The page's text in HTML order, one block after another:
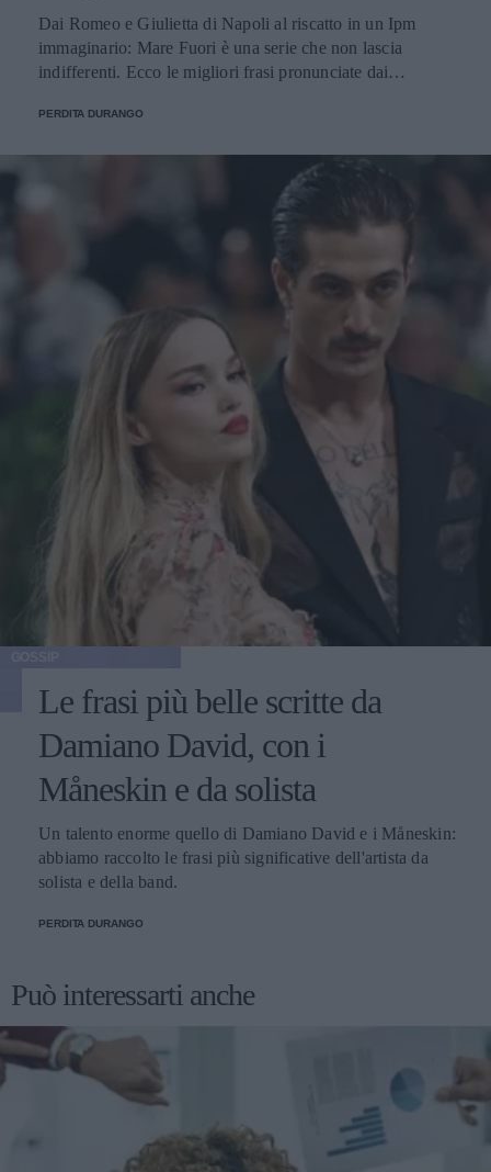
Dai Romeo e Giulietta di Napoli al riscatto in un Ipm
immaginario: Mare Fuori è una serie che non lascia
indifferenti. Ecco le migliori frasi pronunciate dai
PERDITA DURANGO
Le frasi più belle scritte da
Damiano David, con i
Måneskin e da solista
Un talento enorme quello di Damiano David e i Måneskin:
abbiamo raccolto le frasi più significative dell'artista da
solista e della band.
PERDITA DURANGO
Può interessarti anche